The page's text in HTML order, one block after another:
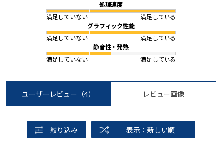
処理速度
満足していない
満足している
グラフィック性能
満足していない
満足している
静音性・発熱
満足していない
満足している
ユーザーレビュー （4） レビュー画像
絞り込み 表示：新しい順